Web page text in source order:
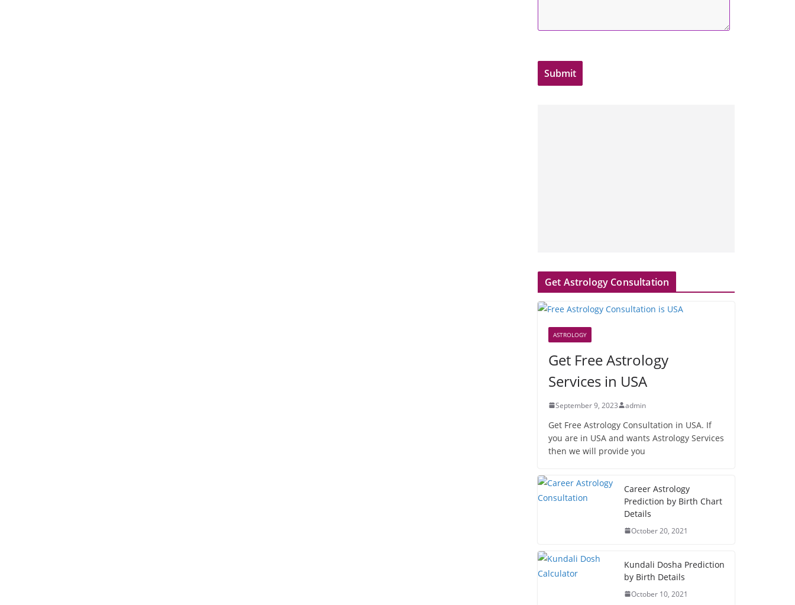
Get Astrology Consultation
ASTROLOGY
Get Free Astrology
Services in USA
September 9, 2023 admin
Get Free Astrology Consultation in USA. If
you are in USA and wants Astrology Services
then we will provide you
Career Astrology
Prediction by Birth Chart
Details
October 20, 2021
Kundali Dosha Prediction
by Birth Details
October 10, 2021